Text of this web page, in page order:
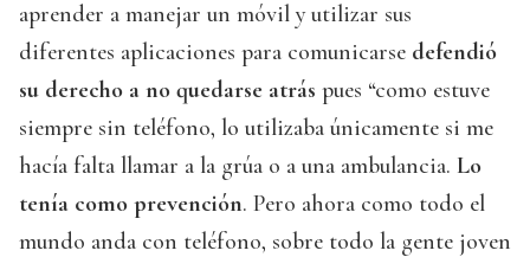
aprender a manejar un móvil y utilizar sus
diferentes aplicaciones para comunicarse defendió
su derecho a no quedarse atrás pues “como estuve
siempre sin teléfono, lo utilizaba únicamente si me
hacía falta llamar a la grúa o a una ambulancia. Lo
tenía como prevención. Pero ahora como todo el
mundo anda con teléfono, sobre todo la gente joven